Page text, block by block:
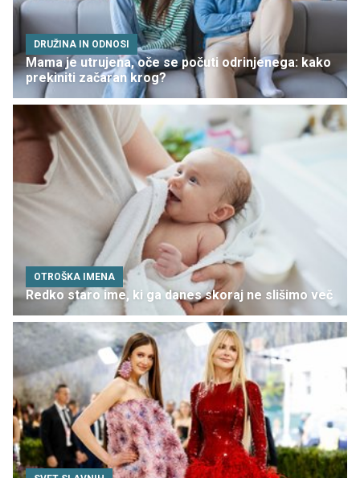
DRUŽINA IN ODNOSI
Mama je utrujena, oče se počuti odrinjenega: kako
prekiniti začaran krog?
OTROŠKA IMENA
Redko staro ime, ki ga danes skoraj ne slišimo več